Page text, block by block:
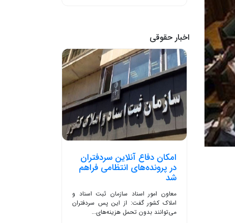
اخبار حقوقی
امکان دفاع آنلاین سردفتران
در پرونده‌های انتظامی فراهم
شد
معاون امور اسناد سازمان ثبت اسناد و
املاک کشور گفت: از این پس سردفتران
می‌توانند بدون تحمل هزینه‌های...